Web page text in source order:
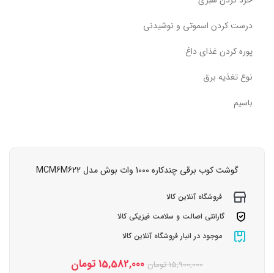
درست کردن اسموتی و نوشیدنی
پوره کردن غذای داغ
نوع تغذیه برق
باسیم
گوشت کوب برقی چندکاره 1000 وات بوش مدل MCM6M622
فروشگاه آنلاین کالا
گارانتی اصالت و سلامت فیزیکی کالا
موجود در انبار فروشگاه آنلاین کالا
15,900,000تومان 15,582,000تومان